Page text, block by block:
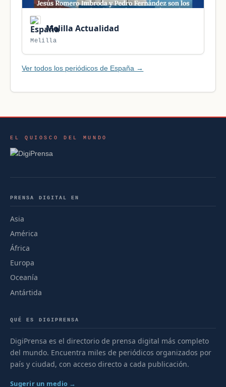
Melilla Actualidad
Melilla
Ver todos los periódicos de España →
EL QUIOSCO DEL MUNDO
PRENSA DIGITAL EN
Asia
América
África
Europa
Oceanía
Antártida
QUÉ ES DIGIPRENSA
DigiPrensa es el directorio de prensa digital más completo
del mundo. Encuentra miles de periódicos organizados por
país y ciudad, con acceso directo a cada publicación.
Sugerir un medio →